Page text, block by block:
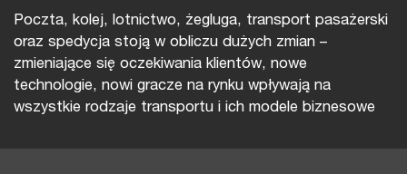
Poczta, kolej, lotnictwo, żegluga, transport pasażerski
oraz spedycja stoją w obliczu dużych zmian –
zmieniające się oczekiwania klientów, nowe
technologie, nowi gracze na rynku wpływają na
wszystkie rodzaje transportu i ich modele biznesowe